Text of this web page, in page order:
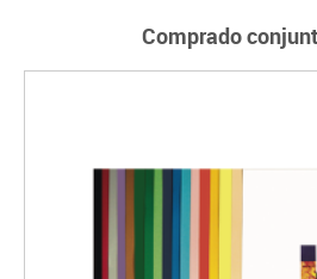
Comprado